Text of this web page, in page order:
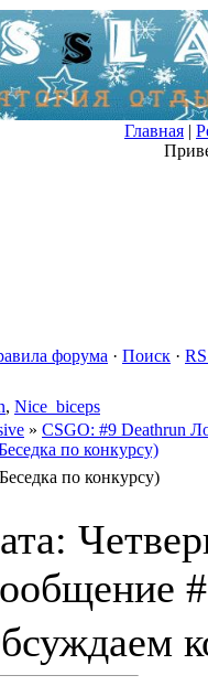
Главная |
форума · Поиск ·
, Nice_biceps
» CSGO: #9 Deathrun
по конкурсу)
по конкурсу)